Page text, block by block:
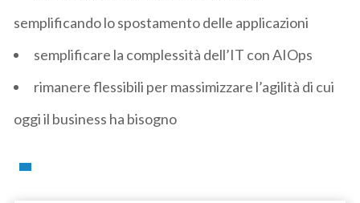
semplificando lo spostamento delle applicazioni
semplificare la complessità dell’IT con AIOps
rimanere flessibili per massimizzare l’agilità di cui
oggi il business ha bisogno